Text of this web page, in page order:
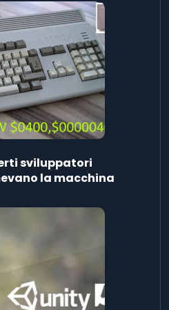
sviluppatori
la macchina